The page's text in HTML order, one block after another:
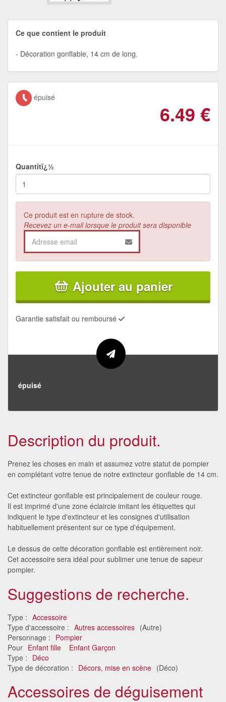
Ce que contient le produit
Décoration gonflable, 14 cm de long.
épuisé
6.49 €
Quantitï¿½
Ce produit est en rupture de stock.
Recevez un e-mail lorsque le produit sera disponible
Ajouter au panier
Garantie satisfait ou remboursé
épuisé
Description du produit.
Prenez les choses en main et assumez votre statut de pompier
en complétant votre tenue de notre extincteur gonflable de 14 cm.
Cet extincteur gonflable est principalement de couleur rouge.
Il est imprimé d'une zone éclaircie imitant les étiquettes qui
indiquent le type d'extincteur et les consignes d'utilisation
habituellement présentent sur ce type d'équipement.
Le dessus de cette décoration gonflable est entièrement noir.
Cet accessoire sera idéal pour sublimer une tenue de sapeur
pompier.
Suggestions de recherche.
Type : Accessoire
Type d'accessoire : Autres accessoires (Autre)
Personnage : Pompier
Pour Enfant fille
Enfant Garçon
Type : Déco
Type de décoration : Décors, mise en scène (Déco)
Accessoires de déguisement